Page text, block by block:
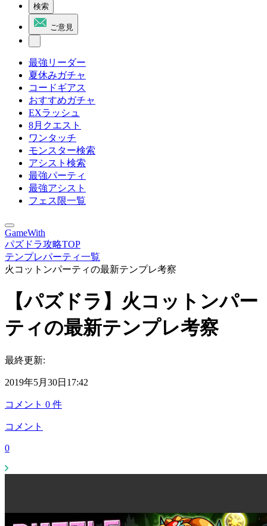
検索
ご意見
最強リーダー
夏休みガチャ
コードギアス
おすすめガチャ
EXラッシュ
8月クエスト
ワンタッチ
モンスター検索
アシスト検索
最強パーティ
最強アシスト
フェス限一覧
GameWith
パズドラ攻略TOP
テンプレパーティ一覧
火コットンパーティの最新テンプレ考察
【パズドラ】火コットンパー
ティの最新テンプレ考察
最終更新:
2019年5月30日17:42
コメント 0 件
コメント
0